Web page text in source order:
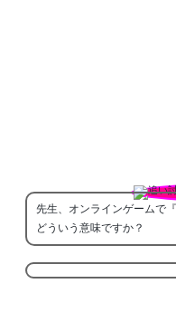
先生、オンラインゲームで
どういう意味ですか？